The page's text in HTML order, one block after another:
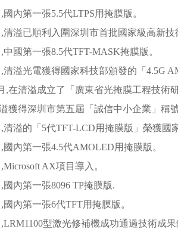
國內第一張5.5代LTPS用掩膜版。
,清溢已順利入圍深圳市首批國家級高新技
中國第一張8.5代TFT-MASK掩膜版。
,清溢光電獲得國家科技部頒發的「4.5G
,在清溢成立了「廣東省光掩膜工程技術
獲得深圳市第五屆「誠信中小企業」稱
,清溢的「5代TFT-LCD用掩膜版」榮獲國
,國內第一張4.5代AMOLED用掩膜版。
AX項目導入。
國內第一張8096 TP掩膜版.
國內第一張6代TFT用掩膜版。
,LRM1100型激光修補機成功通過技術成果